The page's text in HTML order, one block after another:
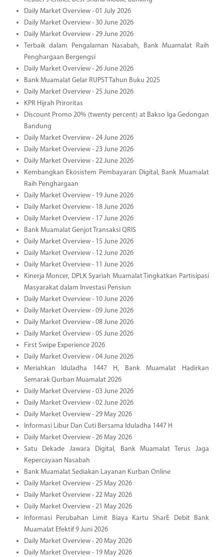
Daily Market Overview - 01 July 2026
Daily Market Overview - 30 June 2026
Daily Market Overview - 29 June 2026
Terbaik dalam Pengalaman Nasabah, Bank Muamalat Raih
Penghargaan Bergengsi
Daily Market Overview - 26 June 2026
Bank Muamalat Gelar RUPST Tahun Buku 2025
Daily Market Overview - 25 June 2026
KPR Hijrah Priroritas
Discount Promo 20% (twenty percent) at Bakso Iga Gedongan
Bandung
Daily Market Overview - 24 June 2026
Daily Market Overview - 23 June 2026
Daily Market Overview - 22 June 2026
Kembangkan Ekosistem Pembayaran Digital, Bank Muamalat
Raih Penghargaan
Daily Market Overview - 19 June 2026
Daily Market Overview - 18 June 2026
Daily Market Overview - 17 June 2026
Bank Muamalat Genjot Transaksi QRIS
Daily Market Overview - 15 June 2026
Daily Market Overview - 12 June 2026
Daily Market Overview - 11 June 2026
Kinerja Moncer, DPLK Syariah Muamalat Tingkatkan Partisipasi
Masyarakat dalam Investasi Pensiun
Daily Market Overview - 10 June 2026
Daily Market Overview - 09 June 2026
Daily Market Overview - 08 June 2026
Daily Market Overview - 05 June 2026
First Swipe Experience 2026
Daily Market Overview - 04 June 2026
Meriahkan Iduladha 1447 H, Bank Muamalat Hadirkan
Semarak Qurban Muamalat 2026
Daily Market Overview - 03 June 2026
Daily Market Overview - 02 June 2026
Daily Market Overview - 29 May 2026
Informasi Libur Dan Cuti Bersama Iduladha 1447 H
Daily Market Overview - 26 May 2026
Satu Dekade Jawara Digital, Bank Muamalat Terus Jaga
Kepercayaan Nasabah
Bank Muamalat Sediakan Layanan Kurban Online
Daily Market Overview - 25 May 2026
Daily Market Overview - 22 May 2026
Daily Market Overview - 21 May 2026
Informasi Perubahan Limit Biaya Kartu SharE Debit Bank
Muamalat Efektif 9 Juni 2026
Daily Market Overview - 20 May 2026
Daily Market Overview - 19 May 2026